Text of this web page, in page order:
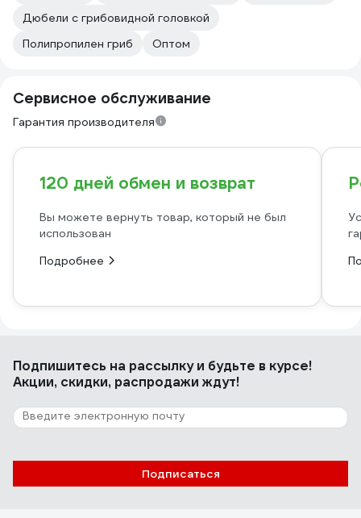
Дюбели с грибовидной головкой
Полипропилен гриб
Оптом
Сервисное обслуживание
Гарантия производителя
120 дней обмен и возврат
Вы можете вернуть товар, который не был
использован
Подробнее
Подпишитесь на рассылкуи будьте в курсе!
Акции, скидки, распродажи ждут!
Подписаться